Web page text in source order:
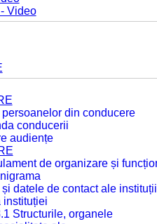
Video
persoanelor din conducere
conducerii
audiențe
de organizare și
și datele de contact ale
instituției
Structurile, organele